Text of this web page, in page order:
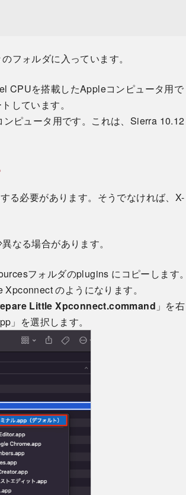
フォルダに入っています。
CPUを搭載したAppleコンピュータ用で
しています。
ピュータ用です。これは、Sierra 10.12
る必要があります。そうでなければ、X-
なる場合があります。
フォルダのplugins にコピーします。
のようになります。
Little Xpconnect.command 」を右
」を選択します。